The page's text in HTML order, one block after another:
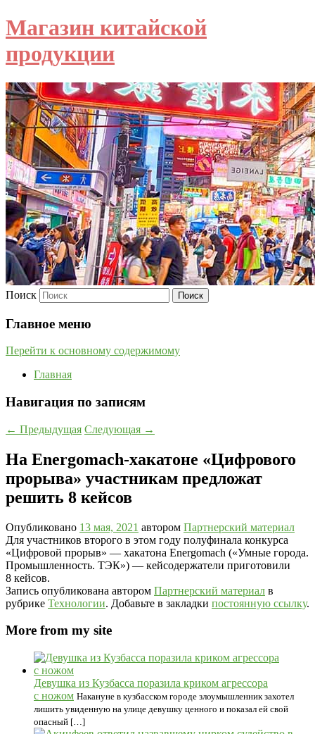
Магазин китайской
продукции
Поиск
Главное меню
Перейти к основному содержимому
Главная
Навигация по записям
← Предыдущая Следующая →
На Energomach-хакатоне «Цифрового
прорыва» участникам предложат
решить 8 кейсов
Опубликовано 13 мая, 2021 автором Партнерский материал
Для участников второго в этом году полуфинала конкурса
«Цифровой прорыв» — хакатона Energomach («Умные города.
Промышленность. ТЭК») — кейсодержатели приготовили
8 кейсов.
Запись опубликована автором Партнерский материал в
рубрике Технологии. Добавьте в закладки постоянную ссылку.
More from my site
Девушка из Кузбасса поразила криком агрессора
с ножом Накануне в кузбасском городе злоумышленник захотел
лишить увиденную на улице девушку ценного и показал ей свой
опасный […]